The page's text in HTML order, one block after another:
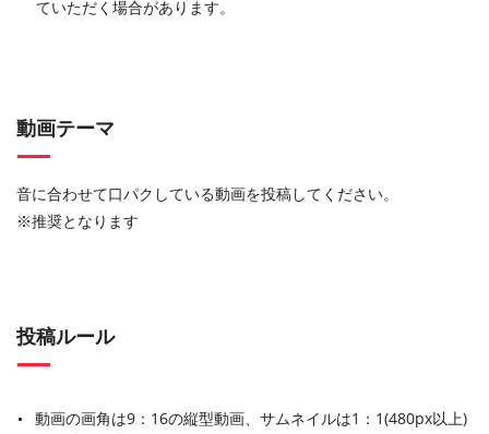
ていただく場合があります。
動画テーマ
音に合わせて口パクしている動画を投稿してください。
※推奨となります
投稿ルール
動画の画角は9：16の縦型動画、サムネイルは1：1(480px以上)